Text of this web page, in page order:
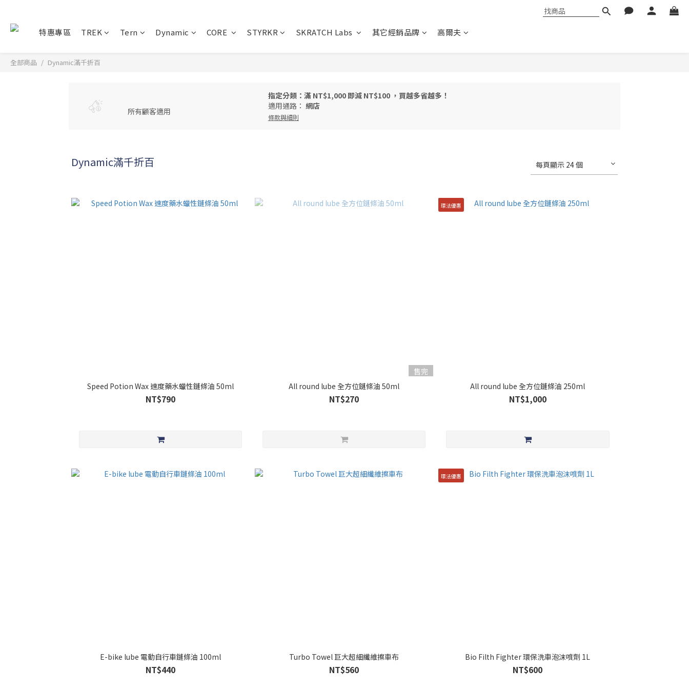
特惠專區 TREK Tern Dynamic CORE STYRKR SKRATCH Labs 其它經銷品牌 高爾夫
全部商品 Dynamic滿千折百
所有顧客適用
指定分類：滿 NT$1,000 即減 NT$100 ，買越多省越多！
適用通路： 網店
條款與細則
Dynamic滿千折百 每頁顯示 24 個
Speed Potion Wax 速度藥水蠟性鏈條油 50ml
NT$790
售完
All round lube 全方位鏈條油 50ml
NT$270
環法優惠
All round lube 全方位鏈條油 250ml
NT$1,000
E-bike lube 電動自行車鏈條油 100ml
NT$440
Turbo Towel 巨大超細纖維擦車布
NT$560
環法優惠
Bio Filth Fighter 環保洗車泡沫噴劑 1L
NT$600